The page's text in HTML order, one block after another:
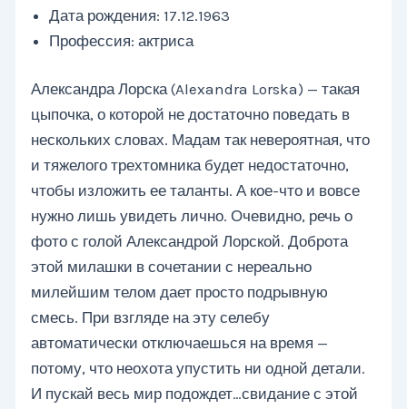
Дата рождения: 17.12.1963
Профессия: актриса
Александра Лорска (Alexandra Lorska) — такая
цыпочка, о которой не достаточно поведать в
нескольких словах. Мадам так невероятная, что
и тяжелого трехтомника будет недостаточно,
чтобы изложить ее таланты. А кое-что и вовсе
нужно лишь увидеть лично. Очевидно, речь о
фото с голой Александрой Лорской. Доброта
этой милашки в сочетании с нереально
милейшим телом дает просто подрывную
смесь. При взгляде на эту селебу
автоматически отключаешься на время —
потому, что неохота упустить ни одной детали.
И пускай весь мир подождет…свидание с этой